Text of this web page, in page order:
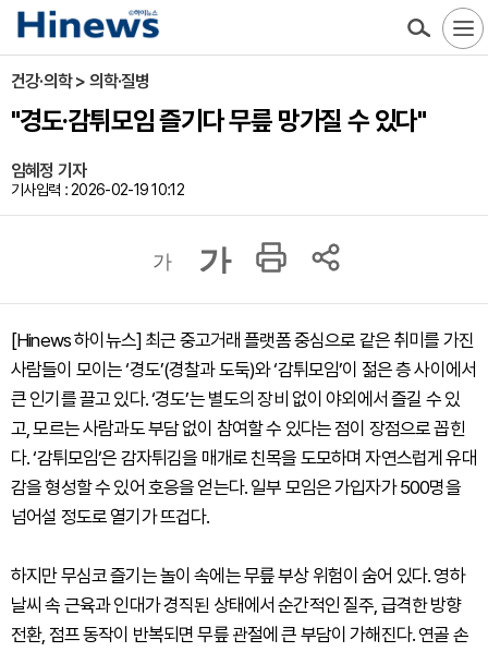
건강·의학 > 의학·질병
"경도·감튀모임 즐기다 무릎 망가질 수 있다"
임혜정 기자
기사입력 : 2026-02-19 10:12
가 가
[Hinews 하이뉴스] 최근 중고거래 플랫폼 중심으로 같은 취미를 가진
사람들이 모이는 ‘경도’(경찰과 도둑)와 ‘감튀모임’이 젊은 층 사이에서
큰 인기를 끌고 있다. ‘경도’는 별도의 장비 없이 야외에서 즐길 수 있
고, 모르는 사람과도 부담 없이 참여할 수 있다는 점이 장점으로 꼽힌
다. ‘감튀모임’은 감자튀김을 매개로 친목을 도모하며 자연스럽게 유대
감을 형성할 수 있어 호응을 얻는다. 일부 모임은 가입자가 500명을
넘어설 정도로 열기가 뜨겁다.
하지만 무심코 즐기는 놀이 속에는 무릎 부상 위험이 숨어 있다. 영하
날씨 속 근육과 인대가 경직된 상태에서 순간적인 질주, 급격한 방향
전환, 점프 동작이 반복되면 무릎 관절에 큰 부담이 가해진다. 연골 손